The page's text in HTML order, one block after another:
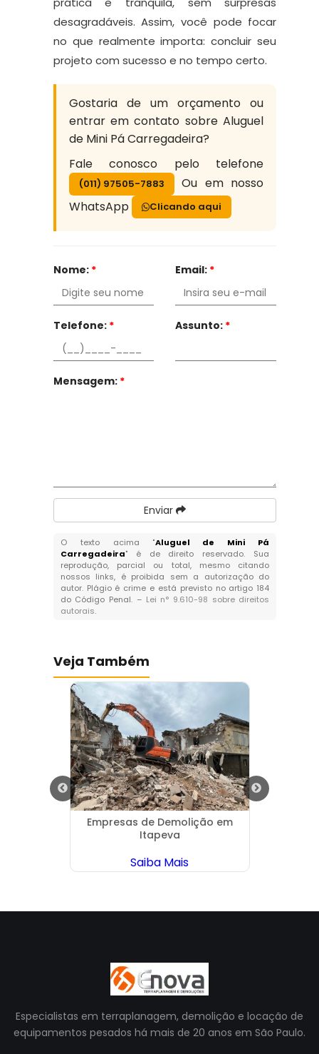
desagradáveis. Assim, você pode focar
no que realmente importa: concluir seu
projeto com sucesso e no tempo certo.
Gostaria de um orçamento ou
entrar em contato sobre Aluguel
de Mini Pá Carregadeira?
Fale conosco pelo telefone
(011) 97505-7883
Ou em nosso
WhatsApp
Clicando aqui
Nome: * Email: *
Telefone: * Assunto: *
Mensagem: *
Enviar
O texto acima "Aluguel de Mini Pá
Carregadeira" é de direito reservado. Sua
reprodução, parcial ou total, mesmo citando
nossos links, é proibida sem a autorização do
autor. Plágio é crime e está previsto no artigo 184
do Código Penal. – Lei n° 9.610-98 sobre direitos
autorais.
Veja Também
Empresas de Demolição em
Itapeva
Saiba Mais
Especialistas em terraplanagem, demolição e locação de
equipamentos pesados há mais de 20 anos em São Paulo.